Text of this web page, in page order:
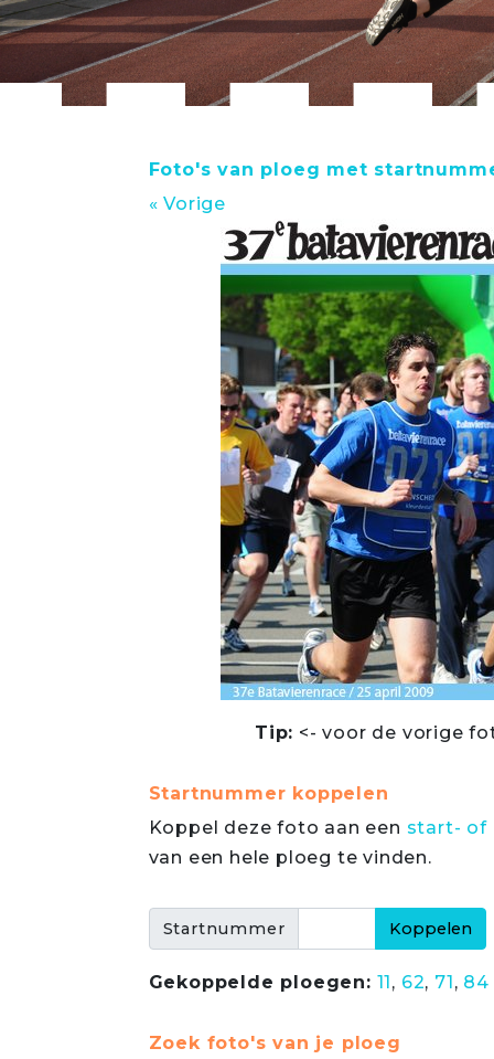
Foto's van ploeg met
« Vorige
Tip: <- voor de vorige
Startnummer koppelen
Koppel deze foto aan een start- of
van een hele ploeg te vinden.
Startnummer
Gekoppelde ploegen: 11, 62, 71, 84
Zoek foto's van je ploeg